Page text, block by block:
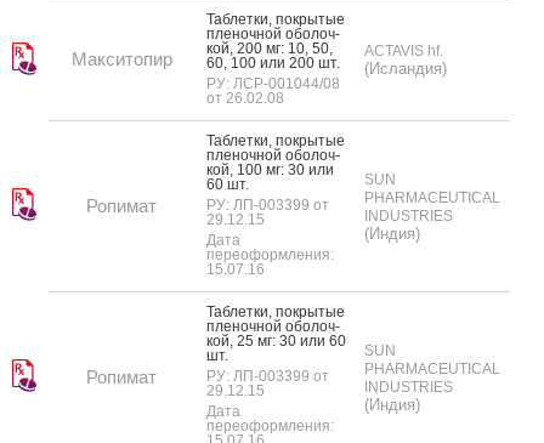
Макситопир
Таб­летки, пок­ры­тые
пле­ноч­ной обо­лоч­
кой, 200 мг: 10, 50,
60, 100 или 200 шт.
РУ: ЛСР-001044/08
от 26.02.08
ACTAVIS hf.
(Исландия)
Ропимат
Таб­летки, пок­ры­тые
пле­ноч­ной обо­лоч­
кой, 100 мг: 30 или
60 шт.
РУ: ЛП-003399 от
29.12.15
Дата
переоформления:
15.07.16
SUN
PHARMACEUTICAL
INDUSTRIES
(Индия)
Ропимат
Таб­летки, пок­ры­тые
пле­ноч­ной обо­лоч­
кой, 25 мг: 30 или 60
шт.
РУ: ЛП-003399 от
29.12.15
Дата
переоформления:
SUN
PHARMACEUTICAL
INDUSTRIES
(Индия)